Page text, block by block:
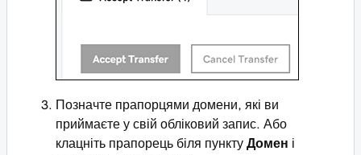
Позначте прапорцями домени, які ви
приймаєте у свій обліковий запис. Або
клацніть прапорець біля пункту Домен і